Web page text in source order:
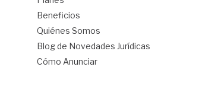
Beneficios
Quiénes Somos
Blog de Novedades Jurídicas
Cómo Anunciar